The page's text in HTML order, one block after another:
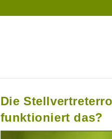
Die
funktioniert das?